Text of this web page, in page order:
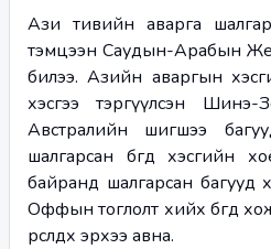
Ази тивийн аварга
тэмцээн Саудын-Арабын
билээ. Азийн аваргын
хэсгээ тэргүүлсэн
Австралийн шигшээ
шалгарсан бөгөөд хэсгийн
байранд шалгарсан багууд
Оффын тоглолт хийх бөгөөд
өрсөлдөх эрхээ авна.